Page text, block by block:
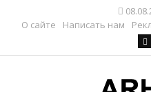
О сайте
Написать нам